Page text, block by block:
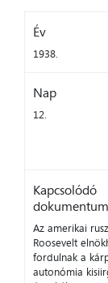
Év
1938.
Nap
12.
Kapcsolódó
dokumentum
Az amerikai
Roosevelt
fordulnak a
autonómia